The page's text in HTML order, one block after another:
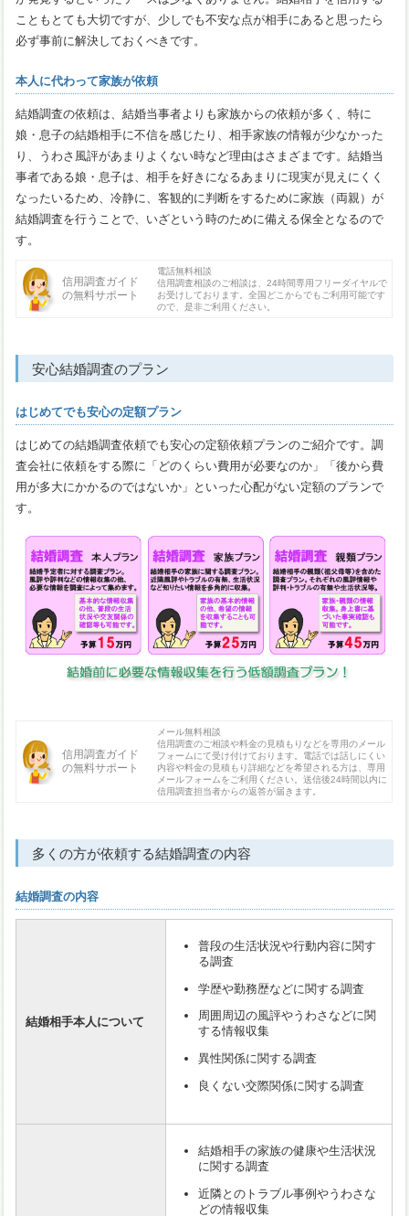
こともとても大切ですが、少しでも不安な点が相手にあると思ったら
必ず事前に解決しておくべきです。
本人に代わって家族が依頼
結婚調査の依頼は、結婚当事者よりも家族からの依頼が多く、特に
娘・息子の結婚相手に不信を感じたり、相手家族の情報が少なかった
り、うわさ風評があまりよくない時など理由はさまざまです。結婚当
事者である娘・息子は、相手を好きになるあまりに現実が見えにくく
なったいるため、冷静に、客観的に判断をするために家族（両親）が
結婚調査を行うことで、いざという時のために備える保全となるので
す。
信用調査ガイド
の無料サポート
電話無料相談
信用調査相談のご相談は、24時間専用フリーダイヤルで
お受けしております。全国どこからでもご利用可能です
ので、是非ご利用ください。
安心結婚調査のプラン
はじめてでも安心の定額プラン
はじめての結婚調査依頼でも安心の定額依頼プランのご紹介です。調
査会社に依頼をする際に「どのくらい費用が必要なのか」「後から費
用が多大にかかるのではないか」といった心配がない定額のプランで
す。
信用調査ガイド
の無料サポート
メール無料相談
信用調査のご相談や料金の見積もりなどを専用のメール
フォームにて受け付けております。電話では話しにくい
内容や料金の見積もり詳細などを希望される方は、専用
メールフォームをご利用ください。送信後24時間以内に
信用調査担当者からの返答が届きます。
多くの方が依頼する結婚調査の内容
結婚調査の内容
結婚相手本人について
普段の生活状況や行動内容に関す
る調査
学歴や勤務歴などに関する調査
周囲周辺の風評やうわさなどに関
する情報収集
異性関係に関する調査
良くない交際関係に関する調査
結婚相手の家族の健康や生活状況
に関する調査
近隣とのトラブル事例やうわさな
どの情報収集